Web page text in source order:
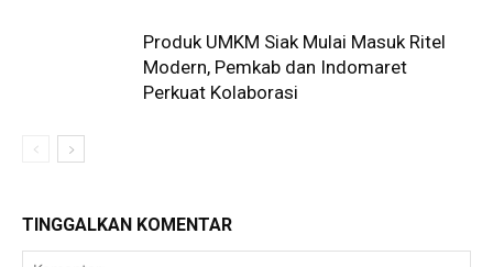
Produk UMKM Siak Mulai Masuk Ritel
Modern, Pemkab dan Indomaret
Perkuat Kolaborasi
TINGGALKAN KOMENTAR